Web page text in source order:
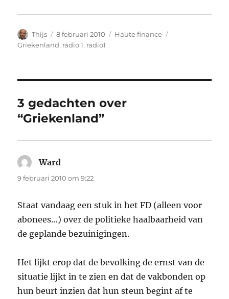
Auteur
Thijs
Geplaatst
op
8 februari 2010 Categorieën
Haute finance
Griekenland, radio 1, radio1
3 gedachten over
“Griekenland”
Ward
9 februari 2010 om 9:22
Staat vandaag een stuk in het FD (alleen voor
abonees…) over de politieke haalbaarheid van
de geplande bezuinigingen.
Het lijkt erop dat de bevolking de ernst van de
situatie lijkt in te zien en dat de vakbonden op
hun beurt inzien dat hun steun begint af te